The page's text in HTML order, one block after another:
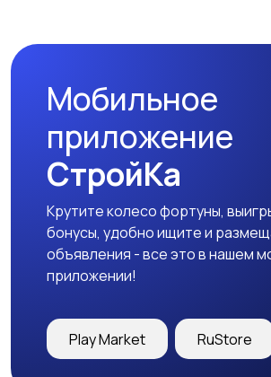
Мобильное
приложение
СтройКа
Крутите колесо фортуны,
бонусы, удобно ищите и
объявления - все это в нашем
приложении!
Play Market RuStore